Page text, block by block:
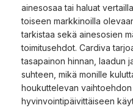
ainesosaa tai haluat
toiseen markkinoilla
tarkistaa sekä ainesosien
toimitusehdot. Cardiva
tasapainon hinnan, laadun
suhteen, mikä monille
houkuttelevan
hyvinvointipäivittäiseen